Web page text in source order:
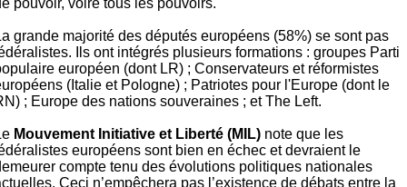
pouvoir, voire tous les pouvoirs.
grande majorité des députés européens (58%) se sont pas
Ils ont intégrés plusieurs formations : groupes Parti
européen (dont LR) ; Conservateurs et réformistes
(Italie et Pologne) ; Patriotes pour l'Europe (dont le
; Europe des nations souveraines ; et The Left.
Mouvement Initiative et Liberté (MIL) note que les
européens sont bien en échec et devraient le
compte tenu des évolutions politiques nationales
Ceci n’empêchera pas l’existence de débats entre la